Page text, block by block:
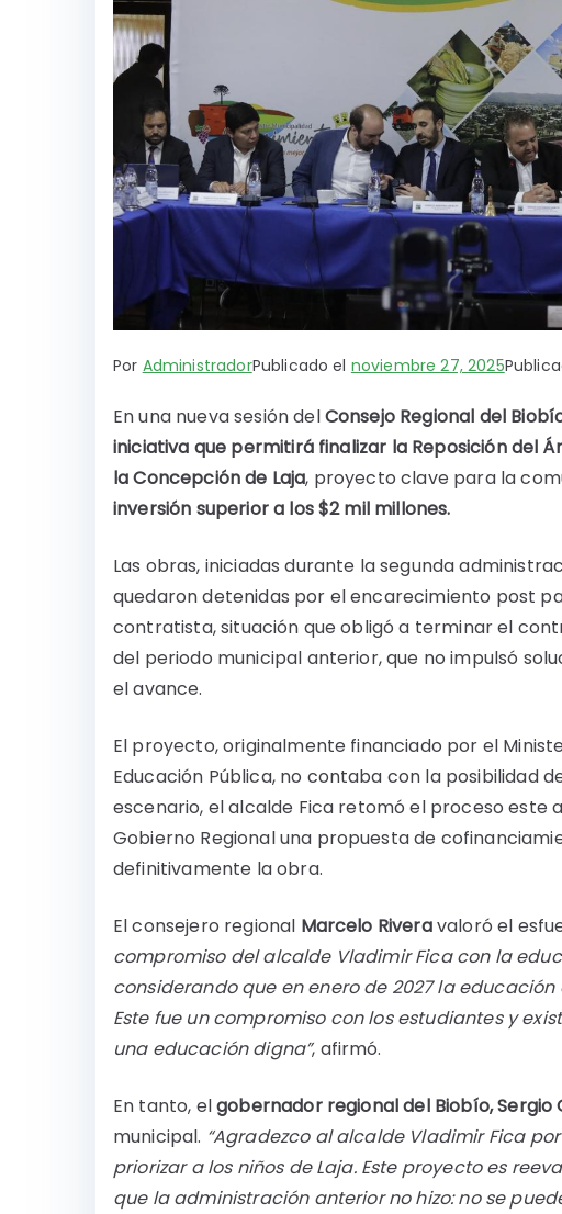
Por AdministradorPublicado el noviembre 27, 2025
En una nueva sesión delConsejo Regional del
iniciativa que permitirá finalizar la Reposición del
la Concepción de Laja, proyecto clave para la
inversión superior a los $2 mil millones.
Las obras, iniciadas durante la segunda
quedaron detenidas por el encarecimiento post
contratista, situación que obligó a terminar el
del periodo municipal anterior, que no impulsó
el avance.
El proyecto, originalmente financiado por el
Educación Pública, no contaba con la posibilidad
escenario, el alcalde Fica retomó el proceso este
Gobierno Regional una propuesta de
definitivamente la obra.
El consejero regional Marcelo Riveravaloró el
compromiso del alcalde Vladimir Fica con la
considerando que en enero de 2027 la
Este fue un compromiso con los estudiantes y
una educación digna”, afirmó.
En tanto, elgobernador regional del Biobío, Sergio
municipal. “Agradezco al alcalde Vladimir Fica
priorizar a los niños de Laja. Este proyecto es
que la administración anterior no hizo: no se